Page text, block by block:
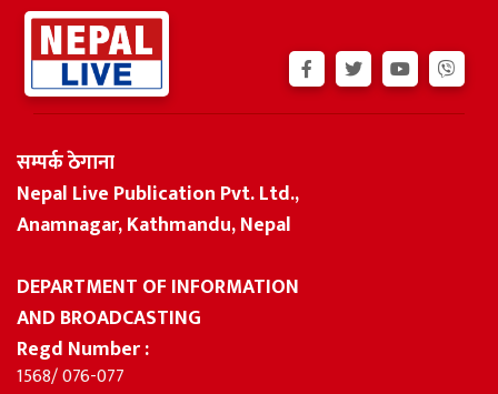
सम्पर्क ठेगाना
Nepal Live Publication Pvt. Ltd.,
Anamnagar, Kathmandu, Nepal
DEPARTMENT OF INFORMATION
AND BROADCASTING
Regd Number :
1568/ 076-077